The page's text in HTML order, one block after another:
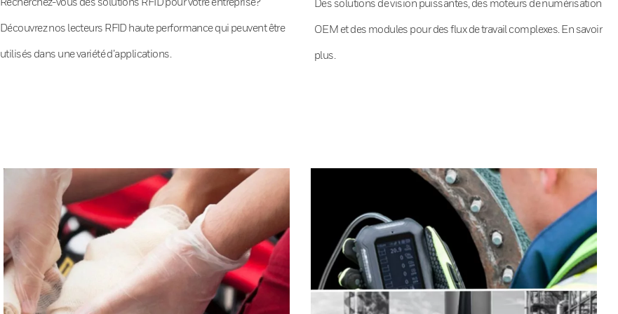
Découvrez nos lecteurs RFID haute performance qui peuvent être
utilisés dans une variété d’applications.
Des solutions de vision puissantes, des moteurs de numérisation
OEM et des modules pour des flux de travail complexes. En savoir
plus.